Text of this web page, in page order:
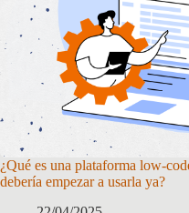
¿Qué es una plataforma low-
debería empezar a usarla ya?